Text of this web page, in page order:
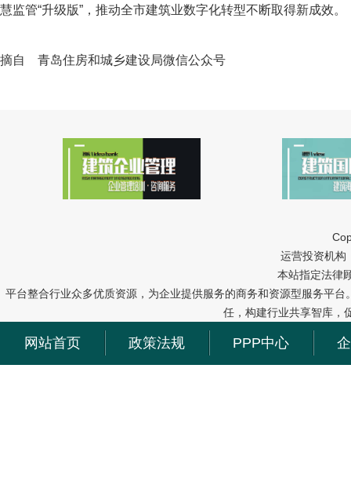
慧监管“升级版”，推动全市建筑业数字化转型不断取得新成效。
摘自 青岛住房和城乡建设局微信公众号
运营投资机构
本站指定法律
平台整合行业众多优质资源，为企业提供服务的商务和资源型服务平
任，构建行业共享智库，
网站首页 政策法规 PPP中心